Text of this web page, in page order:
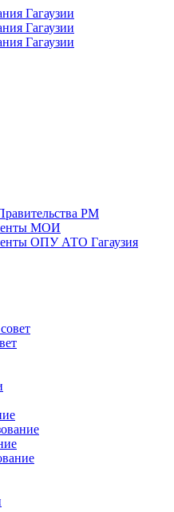
РМ
МОИ
ОПУ АТО Гагаузия